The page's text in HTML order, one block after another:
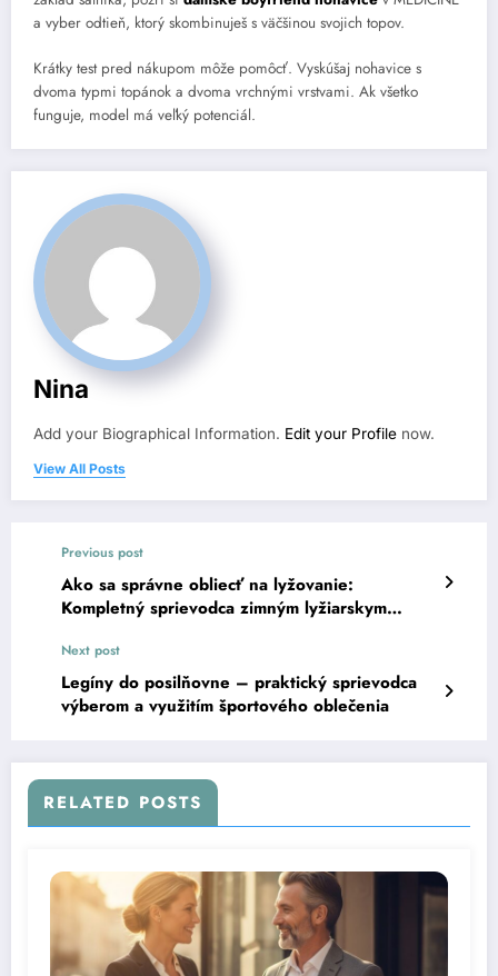
a vyber odtieň, ktorý skombinuješ s väčšinou svojich topov.
Krátky test pred nákupom môže pomôcť. Vyskúšaj nohavice s
dvoma typmi topánok a dvoma vrchnými vrstvami. Ak všetko
funguje, model má veľký potenciál.
Nina
Add your Biographical Information. Edit your Profile now.
View All Posts
Previous post
Ako sa správne obliecť na lyžovanie:
Kompletný sprievodca zimným lyžiarskym
Next post
Legíny do posilňovne – praktický sprievodca
výberom a využitím športového oblečenia
RELATED POSTS